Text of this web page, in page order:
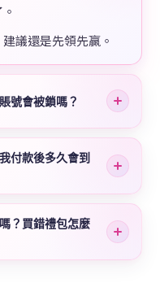
議還是先領先贏。
號會被鎖嗎？
付款後多久會到
？買錯禮包怎麼